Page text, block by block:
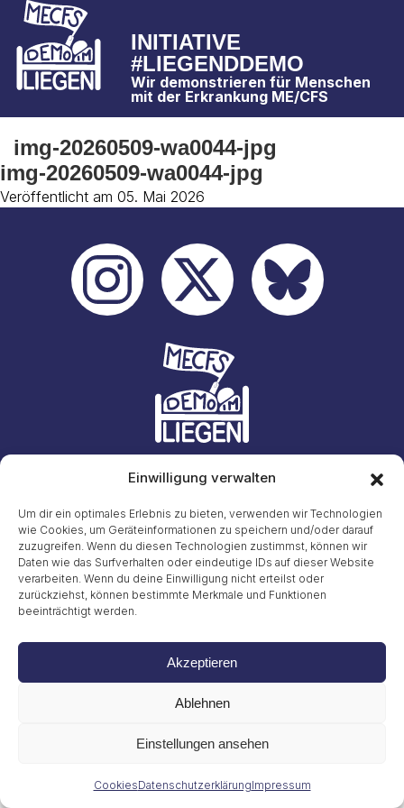
Einwilligung verwalten
Um dir ein optimales Erlebnis zu bieten, verwenden wir Technologien
wie Cookies, um Geräteinformationen zu speichern und/oder darauf
zuzugreifen. Wenn du diesen Technologien zustimmst, können wir
Daten wie das Surfverhalten oder eindeutige IDs auf dieser Website
verarbeiten. Wenn du deine Einwilligung nicht erteilst oder
zurückziehst, können bestimmte Merkmale und Funktionen
beeinträchtigt werden.
Akzeptieren
Ablehnen
Einstellungen ansehen
CookiesDatenschutzerklärungImpressum
INITIATIVE
#LIEGENDDEMO
Wir demonstrieren für Menschen
mit der Erkrankung ME/CFS
img-20260509-wa0044-jpg
img-20260509-wa0044-jpg
Veröffentlicht am 05. Mai 2026
Gritt Buggenhagen
Tel. 49 (0)151 72038889
Impressum
© 2026